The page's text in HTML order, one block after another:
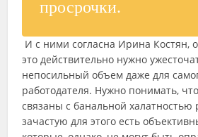
просрочки.
И с ними согласна Ирина Костян,
это действительно нужно
непосильный объем даже для
работодателя. Нужно понимать,
связаны с банальной халатностью
зачастую для этого есть